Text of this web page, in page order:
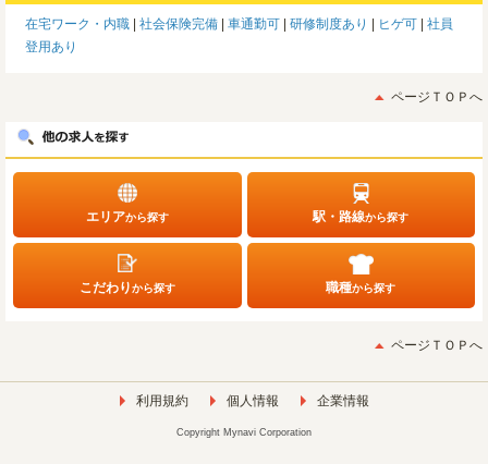
在宅ワーク・内職 社会保険完備 車通勤可 研修制度あり ヒゲ可
社員
登用あり
ページＴＯＰへ
エリアから探す 駅・路線から探す
こだわりから探す 職種から探す
ページＴＯＰへ
利用規約 個人情報 企業情報
Copyright Mynavi Corporation